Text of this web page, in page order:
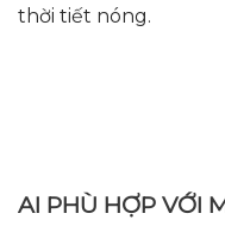
thời tiết nóng.
AI PHÙ HỢP VỚI